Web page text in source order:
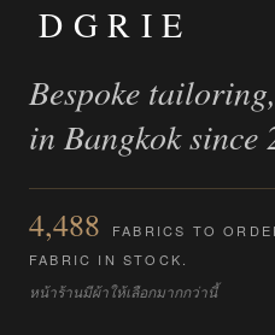
DGRIE
Bespoke
in Bangkok since
4,488
FABRICS TO
FABRIC IN STOCK.
หน้าร้านมีผ้าให้เลือกมากกว่านี้